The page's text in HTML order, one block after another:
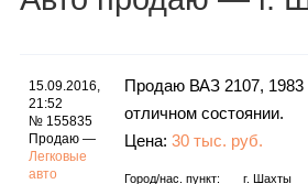
15.09.2016,
21:52
№ 155835
Продаю —
Легковые
авто
Продаю ВАЗ 2107, 1983
отличном состоянии.
Цена: 30 тыс. руб.
Город/нас. пункт: г. Шахты